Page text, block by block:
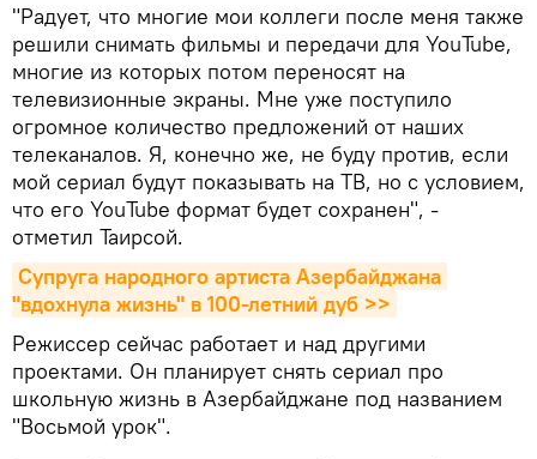
"Радует, что многие мои коллеги после меня также
решили снимать фильмы и передачи для YouTube,
многие из которых потом переносят на
телевизионные экраны. Мне уже поступило
огромное количество предложений от наших
телеканалов. Я, конечно же, не буду против, если
мой сериал будут показывать на ТВ, но с условием,
что его YouTube формат будет сохранен", -
отметил Таирсой.
Супруга народного артиста Азербайджана
"вдохнула жизнь" в 100-летний дуб >>
Режиссер сейчас работает и над другими
проектами. Он планирует снять сериал про
школьную жизнь в Азербайджане под названием
"Восьмой урок".